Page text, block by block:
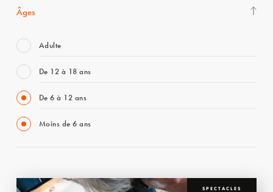
Âges
Adulte
De 12 à 18 ans
De 6 à 12 ans
Moins de 6 ans
SPECTACLES